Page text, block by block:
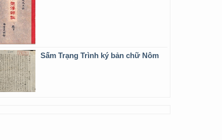
Sấm Trạng Trình ký bản chữ Nôm